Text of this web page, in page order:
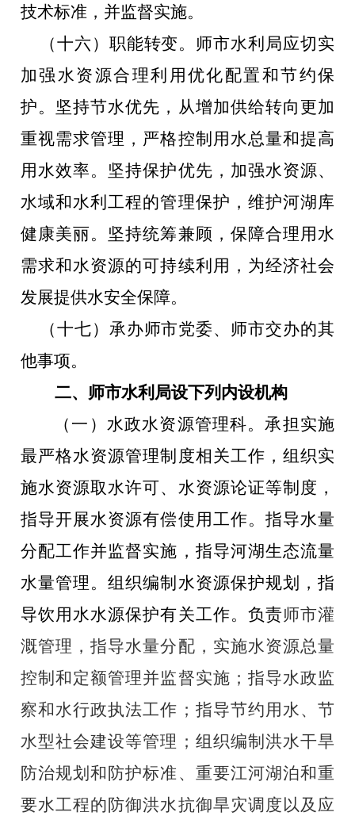
技术标准，并监督实施。
（十六）职能转变。师市水利局应切实
加强水资源合理利用优化配置和节约保
护。坚持节水优先，从增加供给转向更加
重视需求管理，严格控制用水总量和提高
用水效率。坚持保护优先，加强水资源、
水域和水利工程的管理保护，维护河湖库
健康美丽。坚持统筹兼顾，保障合理用水
需求和水资源的可持续利用，为经济社会
发展提供水安全保障。
（十七）承办师市党委、师市交办的其
他事项。
二、师市水利局设下列内设机构
（一）水政水资源管理科。 承担实施
最严格水资源管理制度相关工作，组织实
施水资源取水许可、水资源论证等制度，
指导开展水资源有偿使用工作。指导水量
分配工作并监督实施，指导河湖生态流量
水量管理。组织编制水资源保护规划，指
导饮用水水源保护有关工作。负责师市灌
溉管理，指导水量分配，实施水资源总量
控制和定额管理并监督实施；指导水政监
察和水行政执法工作；指导节约用水、节
水型社会建设等管理；组织编制洪水干旱
防治规划和防护标准、重要江河湖泊和重
要水工程的防御洪水抗御旱灾调度以及应